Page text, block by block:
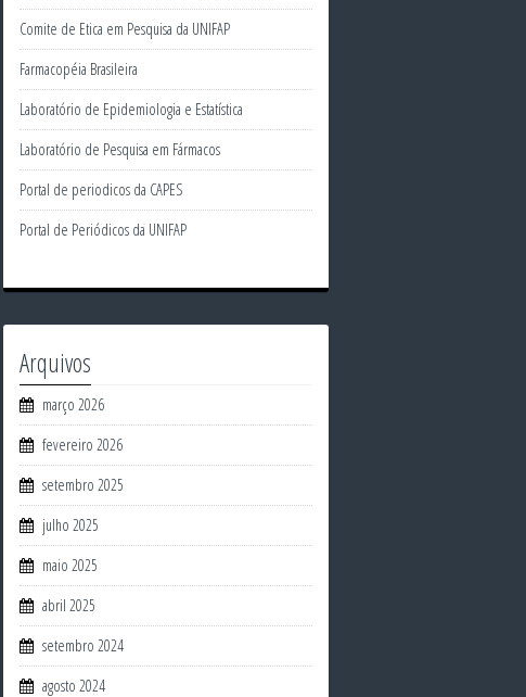
Comite de Etica em Pesquisa da UNIFAP
Farmacopéia Brasileira
Laboratório de Epidemiologia e Estatística
Laboratório de Pesquisa em Fármacos
Portal de periodicos da CAPES
Portal de Periódicos da UNIFAP
Arquivos
março 2026
fevereiro 2026
setembro 2025
julho 2025
maio 2025
abril 2025
setembro 2024
agosto 2024